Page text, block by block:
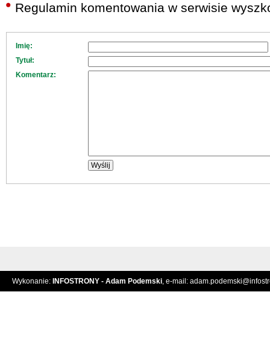
Regulamin komentowania w serwisie
Imię:
Tytuł:
Komentarz:
Wykonanie: INFOSTRONY - Adam Podemski, e-mail: